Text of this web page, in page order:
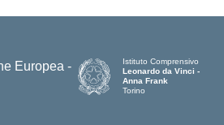
Istituto Comprensivo
Leonardo da Vinci -
Anna Frank
Torino